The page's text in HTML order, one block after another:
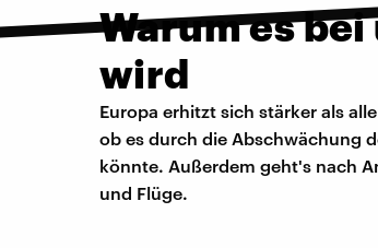
Warum es
wird
Europa erhitzt sich stärker als
ob es durch die Abschwächung
könnte. Außerdem geht's nach
und Flüge.